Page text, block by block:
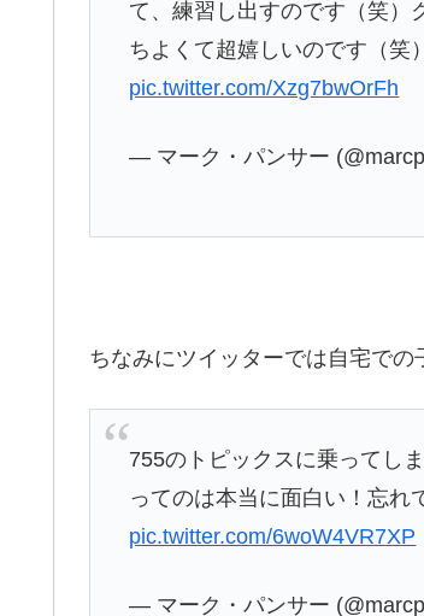
て、練習し出すのです（笑）
ちよくて超嬉しいのです（笑
pic.twitter.com/Xzg7bwOrFh
— マーク・パンサー
ちなみにツイッターでは自宅での
755のトピックスに乗ってし
ってのは本当に面白い！忘
pic.twitter.com/6woW4VR7XP
— マーク・パンサー